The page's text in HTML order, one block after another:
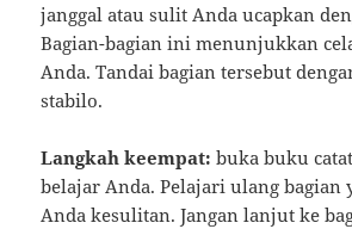
janggal atau sulit Anda ucapkan
Bagian-bagian ini menunjukkan
Anda. Tandai bagian tersebut
stabilo.
Langkah keempat: buka buku
belajar Anda. Pelajari ulang bagian
Anda kesulitan. Jangan lanjut ke